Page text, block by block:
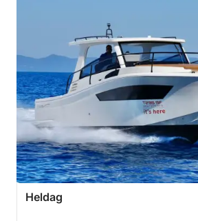
Heldag